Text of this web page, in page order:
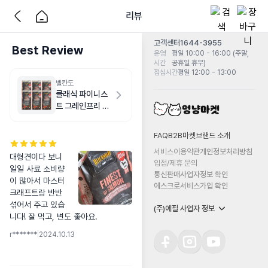
리뷰
Best Review
벨칸도
클래식 파이니스
트 그레인프리 연
대형견이다 보니
일일 사료 소비량
이 많아서 마스터
크래프트랑 반반
섞어서 주고 있습
니다! 잘 먹고, 변도 좋아요.
r******* 2024.10.13
고객센터1644-3955
운영
시간
평일 10:00 - 16:00 (주말,
공휴일 휴무)
점심시간평일 12:00 - 13:00
FAQB2B마켓 브랜드 소개
서비스이용약관개인정보처리방침
입점/제휴 문의
통신판매사업자정보 확인
에스크로서비스가입 확인
(주)에필 사업자 정보